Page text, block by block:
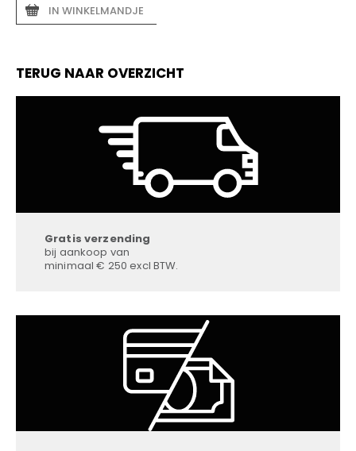
IN WINKELMANDJE
TERUG NAAR OVERZICHT
Gratis verzending
bij aankoop van
minimaal € 250 excl BTW.